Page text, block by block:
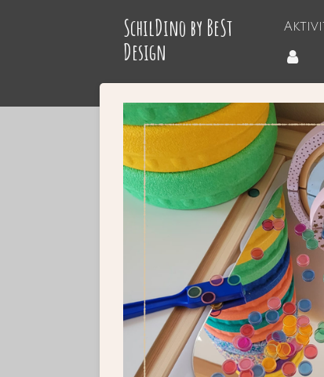
SchilDino by BeSt
Design